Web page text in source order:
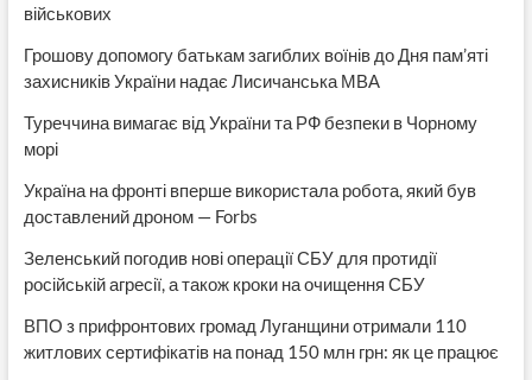
військових
Грошову допомогу батькам загиблих воїнів до Дня пам’яті
захисників України надає Лисичанська МВА
Туреччина вимагає від України та РФ безпеки в Чорному
морі
Україна на фронті вперше використала робота, який був
доставлений дроном — Forbs
Зеленський погодив нові операції СБУ для протидії
російській агресії, а також кроки на очищення СБУ
ВПО з прифронтових громад Луганщини отримали 110
житлових сертифікатів на понад 150 млн грн: як це працює